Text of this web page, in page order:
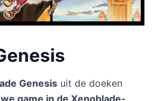
Genesis uit de doeken
game in de Xenoblade-